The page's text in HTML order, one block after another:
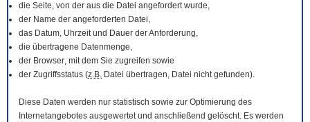
die Seite, von der aus die Datei angefordert wurde,
der Name der angeforderten Datei,
das Datum, Uhrzeit und Dauer der Anforderung,
die übertragene Datenmenge,
der Browser, mit dem Sie zugreifen sowie
der Zugriffsstatus (z.B. Datei übertragen, Datei nicht gefunden).
Diese Daten werden nur statistisch sowie zur Optimierung des
Internetangebotes ausgewertet und anschließend gelöscht. Es werden